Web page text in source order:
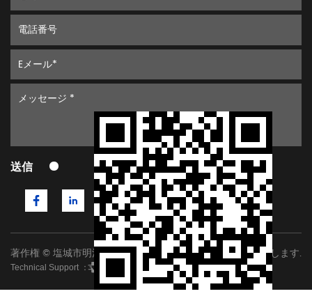
送信
著作権 © 塩城市明洋石英製品有限公司 すべての権利を保有します.
Technical Support ：